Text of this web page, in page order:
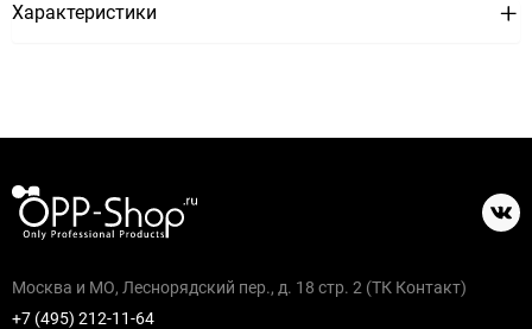
Характеристики
Москва и МО, Леснорядский пер., д. 18 стр. 2 (ТК Контакт)
+7 (495) 212-11-64